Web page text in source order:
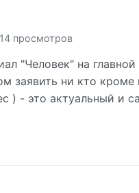
просмотров
"Человек" на
заявить ни кто
) - это актуальный и